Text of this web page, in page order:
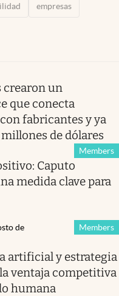
empresas
un
que conecta
fabricantes y ya
de dólares
Members
Caputo
medida clave para
Members
de
artificial y estrategia
ventaja competitiva
humana